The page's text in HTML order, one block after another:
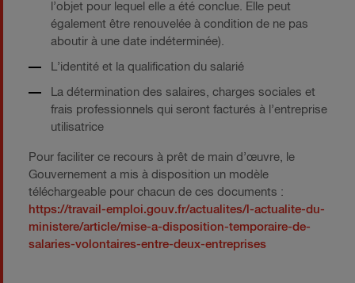
l’objet pour lequel elle a été conclue. Elle peut
également être renouvelée à condition de ne pas
aboutir à une date indéterminée).
L’identité et la qualification du salarié
La détermination des salaires, charges sociales et
frais professionnels qui seront facturés à l’entreprise
utilisatrice
Pour faciliter ce recours à prêt de main d’œuvre, le
Gouvernement a mis à disposition un modèle
téléchargeable pour chacun de ces documents :
https://travail-emploi.gouv.fr/actualites/l-actualite-du-
ministere/article/mise-a-disposition-temporaire-de-
salaries-volontaires-entre-deux-entreprises